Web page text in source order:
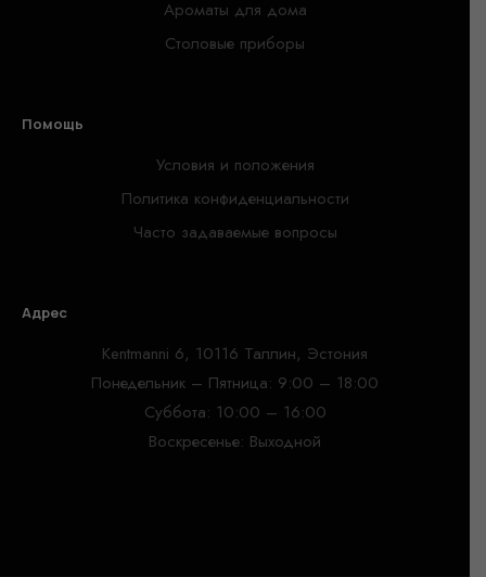
Ароматы для дома
Столовые приборы
Помощь
Условия и положения
Политика конфиденциальности
Часто задаваемые вопросы
Адрес
Kentmanni 6, 10116 Таллин, Эстония
Понедельник – Пятница: 9:00 – 18:00
Суббота: 10:00 – 16:00
Воскресенье: Выходной